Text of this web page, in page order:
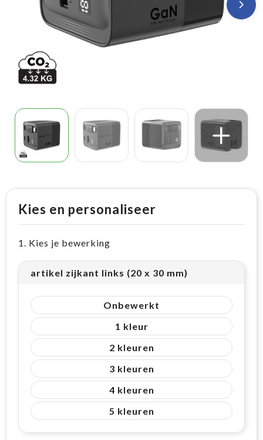
Kies en personaliseer
1. Kies je bewerking
artikel zijkant links (20 x 30 mm)
Onbewerkt
1
2
3
4
5